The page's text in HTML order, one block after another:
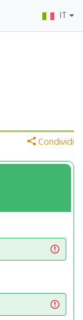
IT
Condividi